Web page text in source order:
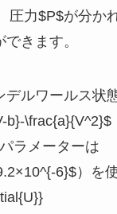
圧力$P$が分か
きます。
デルワールス状
b}-\frac{a}{V^2}$
ラメーターは
6}$）を